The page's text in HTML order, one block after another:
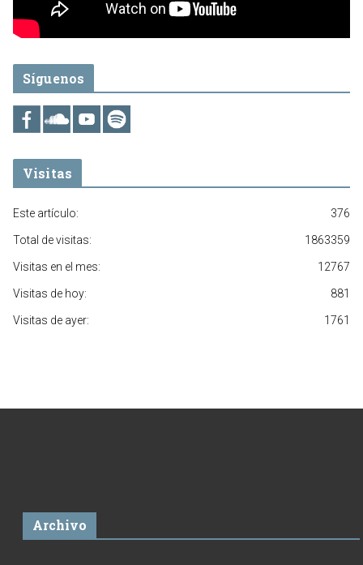
Síguenos
Visitas
376
Este artículo:
1863359
Total de visitas:
12767
Visitas en el mes:
881
Visitas de hoy:
1761
Visitas de ayer:
Archivo